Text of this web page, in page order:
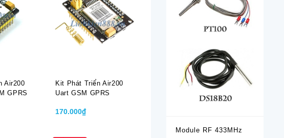
Air200
GPRS
Kit Phát Triển Air200
Uart GSM GPRS
170.000₫
Module RF 433MHz